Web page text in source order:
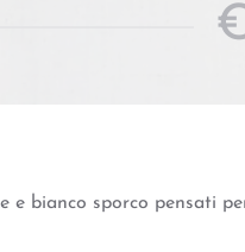
e bianco sporco pensati